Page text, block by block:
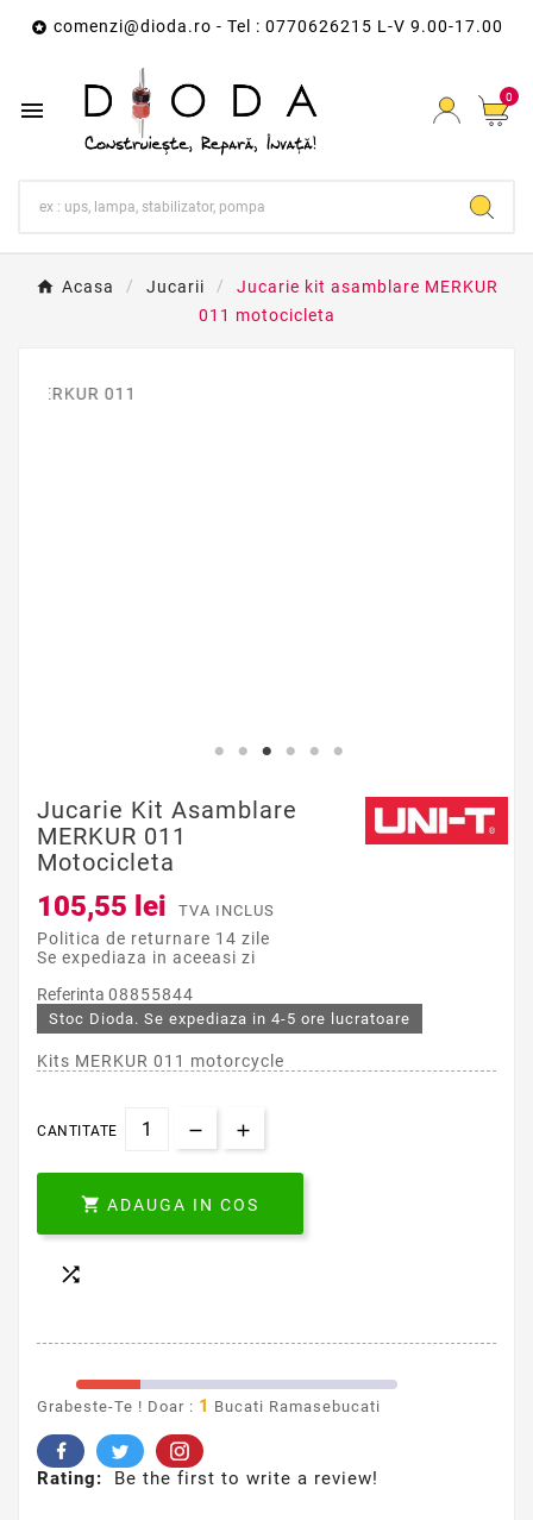
 comenzi@dioda.ro - Tel : 0770626215 L-V 9.00-17.00
 0
Acasa Jucarii
Jucarie kit asamblare MERKUR
011 motocicleta
Jucarie Kit Asamblare
MERKUR 011
Motocicleta
105,55 lei TVA INCLUS
Politica de returnare 14 zile
Se expediaza in aceeasi zi
Referinta 08855844
Stoc Dioda. Se expediaza in 4-5 ore lucratoare
Kits MERKUR 011 motorcycle
CANTITATE
 ADAUGA IN COS

Grabeste-Te ! Doar : 1 Bucati Ramasebucati
Rating: Be the first to write a review!